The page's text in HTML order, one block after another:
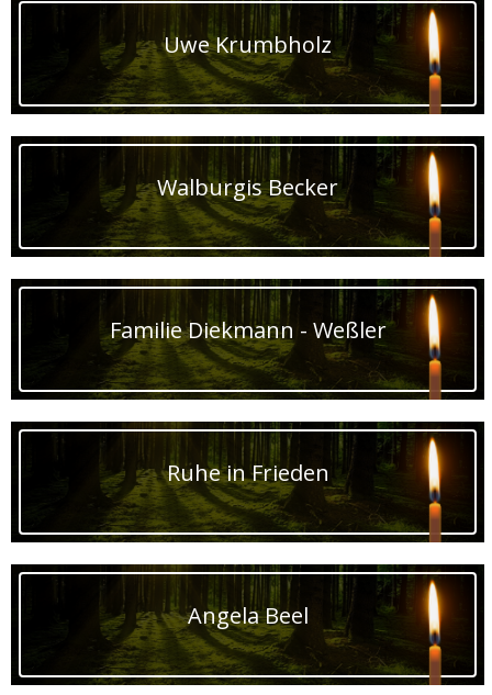
Uwe Krumbholz
Walburgis Becker
Familie Diekmann - Weßler
Ruhe in Frieden
Angela Beel